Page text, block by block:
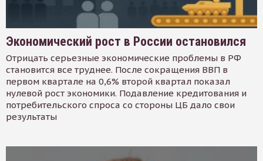
Экономический рост в России остановился
Отрицать серьезные экономические проблемы в РФ
становится все труднее. После сокращения ВВП в
первом квартале на 0,6% второй квартал показал
нулевой рост экономики. Подавление кредитования и
потребительского спроса со стороны ЦБ дало свои
результаты